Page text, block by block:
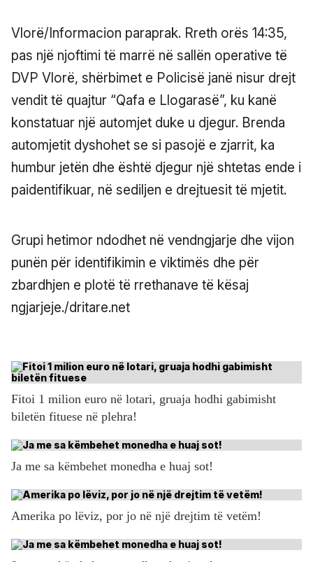
Vlorë/Informacion paraprak. Rreth orës 14:35,
pas një njoftimi të marrë në sallën operative të
DVP Vlorë, shërbimet e Policisë janë nisur drejt
vendit të quajtur “Qafa e Llogarasë”, ku kanë
konstatuar një automjet duke u djegur. Brenda
automjetit dyshohet se si pasojë e zjarrit, ka
humbur jetën dhe është djegur një shtetas ende i
paidentifikuar, në sediljen e drejtuesit të mjetit.
Grupi hetimor ndodhet në vendngjarje dhe vijon
punën për identifikimin e viktimës dhe për
zbardhjen e plotë të rrethanave të kësaj
ngjarjeje./dritare.net
Fitoi 1 milion euro në lotari, gruaja hodhi gabimisht
biletën fituese në plehra!
Ja me sa këmbehet monedha e huaj sot!
Amerika po lëviz, por jo në një drejtim të vetëm!